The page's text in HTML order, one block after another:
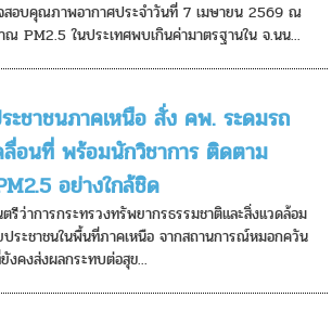
สอบคุณภาพอากาศประจำวันที่ 7 เมษายน 2569 ณ
PM2.5 ในประเทศพบเกินค่ามาตรฐานใน จ.นน...
ะชาชนภาคเหนือ สั่ง คพ. ระดมรถ
ลื่อนที่ พร้อมนักวิชาการ ติดตาม
อย่างใกล้ชิด
ว่าการกระทรวงทรัพยากรธรรมชาติและสิ่งแวดล้อม
ระชาชนในพื้นที่ภาคเหนือ จากสถานการณ์หมอกควัน
งคงส่งผลกระทบต่อสุข...